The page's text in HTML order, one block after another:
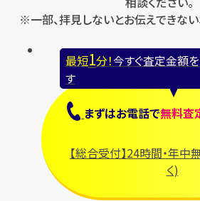
※一部、拝見しないとお伝えできない
最短1分！今すぐ査定金額
す
まずはお電話で無料査
【総合受付】24時間・年
く)